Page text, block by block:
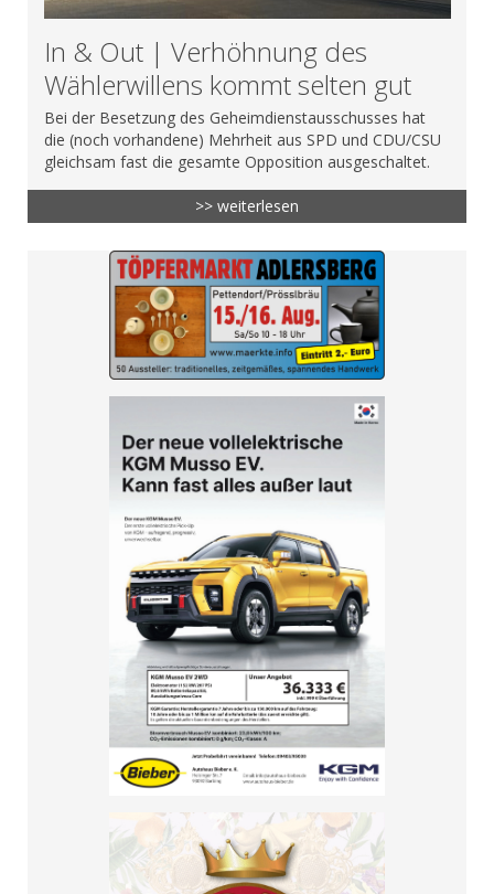
In & Out | Verhöhnung des
Wählerwillens kommt selten gut
Bei der Besetzung des Geheimdienstausschusses hat
die (noch vorhandene) Mehrheit aus SPD und CDU/CSU
gleichsam fast die gesamte Opposition ausgeschaltet.
>> weiterlesen